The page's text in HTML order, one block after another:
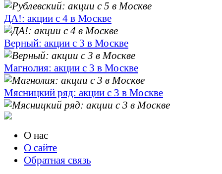
ДА!: акции с 4 в Москве
Верный: акции с 3 в Москве
Магнолия: акции с 3 в Москве
Мясницкий ряд: акции с 3 в Москве
О нас
О сайте
Обратная связь